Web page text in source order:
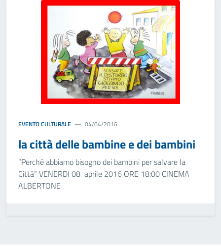
EVENTO CULTURALE 04/04/2016
la città delle bambine e dei bambini
“Perché abbiamo bisogno dei bambini per salvare la
Città” VENERDI 08 aprile 2016 ORE 18:00 CINEMA
ALBERTONE